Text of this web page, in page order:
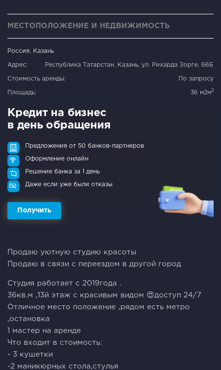
МЕСТОПОЛОЖЕНИЕ И НЕДВИЖИМОСТЬ
Россия, Казань
Адрес: Республика Татарстан, Казань, ул. Рихарда Зорге, 66Б
Стоимость аренды: По запросу
Площадь: 36 м2м2
Кредит на бизнес
в день обращения
Предложения от 50 банков-партнеров
Оформление онлайн
Решение банка за 1 день
Даже если уже были отказы
Получить
Продаю уютную студию красоты
Продаю в связи с переездом в другой город
Студия работает с 2019года .
36кв.м ,13й этаж с красивым видом 😍доступ 24/7
Отличное место положение ,рядом есть метро
,остановка
1 мастер на аренде
Что входит в стоимость:
- 3 кушетки
-2 маникюрных стола,стулья